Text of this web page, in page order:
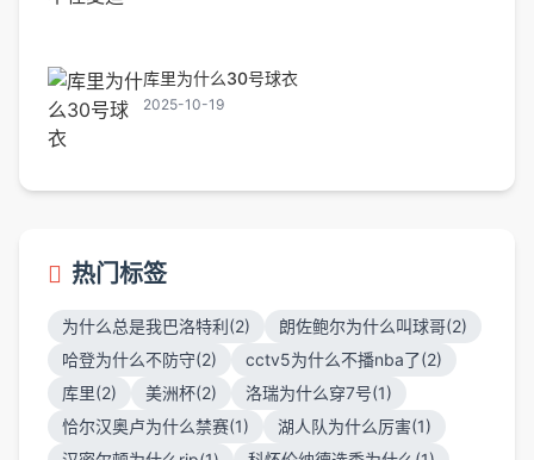
库里为什么30号球衣
2025-10-19
热门标签
为什么总是我巴洛特利(2)
朗佐鲍尔为什么叫球哥(2)
哈登为什么不防守(2)
cctv5为什么不播nba了(2)
库里(2)
美洲杯(2)
洛瑞为什么穿7号(1)
恰尔汉奥卢为什么禁赛(1)
湖人队为什么厉害(1)